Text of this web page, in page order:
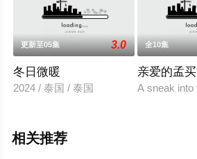
就上星空电影网，更多相关信息可移
视猫或剧情网等平台了解。
更新至05集 3.0
冬日微暖
2024 / 泰国 / 泰国
全10集
亲爱的孟买
A sneak into
相关推荐